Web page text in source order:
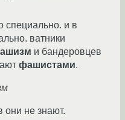
специально. и в
ватники
и бандеровцев
фашистами.
они не знают.